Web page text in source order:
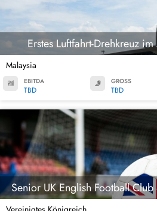
Erstes Luftfahrt-Drehkreuz
Malaysia
EBITDA
TBD
GROSS
TBD
Senior UK English Football Club